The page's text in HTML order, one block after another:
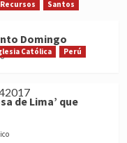
Recursos Santos
Domingo
Católica
Perú
de Lima’ que